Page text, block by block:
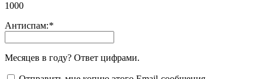
1000
Антиспам:*
Месяцев в году? Ответ цифрами.